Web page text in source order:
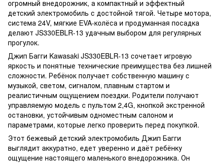
огромный внедорожник, а компактный и эффектный
детский электромобиль с достойной тягой. Четыре мотора,
система 24V, мягкие EVA-колёса и продуманная посадка
делают JS330EBLR-13 удачным выбором для регулярных
прогулок.
Джип Багги Kawasaki JS330EBLR-13 сочетает игровую
яркость и понятные технические преимущества без лишней
сложности. Ребёнок получает собственную машину с
музыкой, светом, сигналом, плавным стартом и
реалистичным ощущением поездки. Родители получают
управляемую модель с пультом 2,4G, кнопкой экстренной
остановки, устойчивым одноместным салоном и
параметрами, которые легко проверить перед покупкой.
Этот бежевый детский электромобиль Джип Багги
выглядит аккуратно, едет уверенно и даёт ребёнку
ощущение настоящего маленького внедорожника. Он